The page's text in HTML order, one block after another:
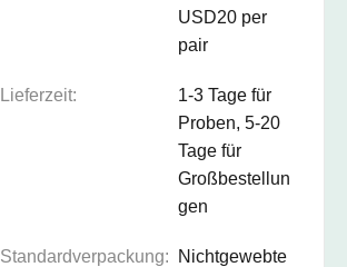
USD20 per
pair
Lieferzeit:
1-3 Tage für
Proben, 5-20
Tage für
Großbestellun
gen
Standardverpackung:
Nichtgewebte